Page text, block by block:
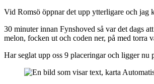
Vid Romsö öppnar det upp ytterligare och
30 minuter innan Fynshoved så var det dags
melon, focken ut och coden ner, på med torra
Har seglat upp oss 9 placeringar och ligger nu